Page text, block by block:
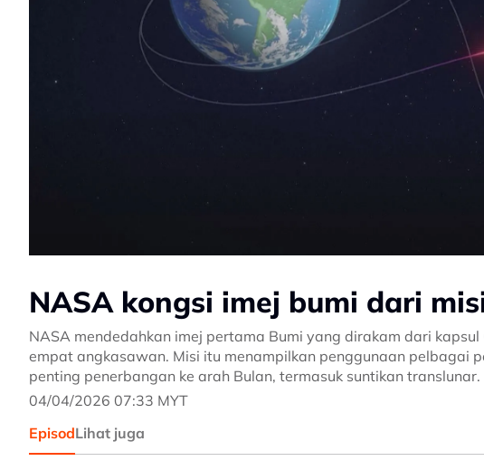
NASA kongsi imej bumi dari
NASA mendedahkan imej pertama Bumi yang dirakam dari
empat angkasawan. Misi itu menampilkan penggunaan pelbagai
penting penerbangan ke arah Bulan, termasuk suntikan translunar.
04/04/2026 07:33 MYT
EpisodLihat juga